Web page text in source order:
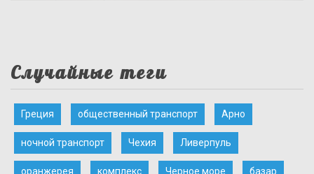
Случайные теги
Греция общественный транспорт Арно
ночной транспорт Чехия Ливерпуль
оранжерея комплекс Черное море базар